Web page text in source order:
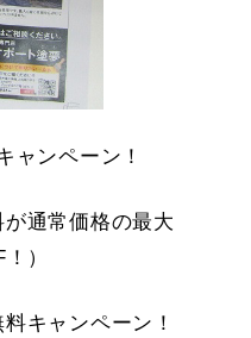
ャンペーン！
通常価格の最大
）
キャンペーン！